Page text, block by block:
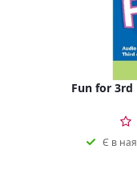
Fun for 3rd
Є в